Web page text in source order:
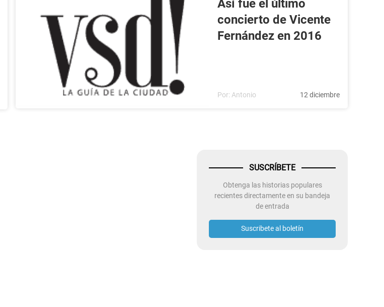
Así fue el último
concierto de Vicente
Fernández en 2016
Por: Antonio 12 diciembre
SUSCRÍBETE
Obtenga las historias populares
recientes directamente en su bandeja
de entrada
Suscribete al boletín